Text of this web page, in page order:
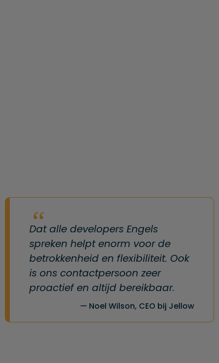
Dat alle developers Engels
spreken helpt enorm voor de
betrokkenheid en flexibiliteit. Ook
is ons contactpersoon zeer
proactief en altijd bereikbaar.
Noel Wilson, CEO bij Jellow